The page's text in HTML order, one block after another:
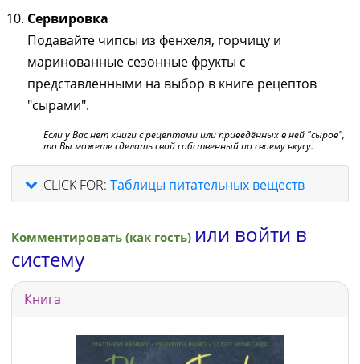
Сервировка
Подавайте чипсы из фенхеля, горчицу и
маринованные сезонные фрукты с
представленными на выбор в книге рецептов
"сырами".
Если у Вас нет книги с рецептами или приведённых в ней "сыров",
то Вы можете сделать свой собственный по своему вкусу.
CLICK FOR: Таблицы питательных веществ
Комментировать (как гость) или войти в
систему
Книга